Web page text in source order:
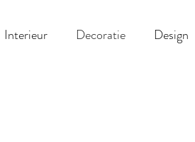
Interieur Decoratie Design